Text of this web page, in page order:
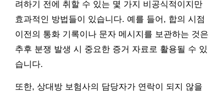
려하기 전에 취할 수 있는 몇 가지 비공식적이지만
효과적인 방법들이 있습니다. 예를 들어, 합의 시점
이전의 통화 기록이나 문자 메시지를 보관하는 것은
추후 분쟁 발생 시 중요한 증거 자료로 활용될 수 있
습니다.
또한, 상대방 보험사의 담당자가 연락이 되지 않을